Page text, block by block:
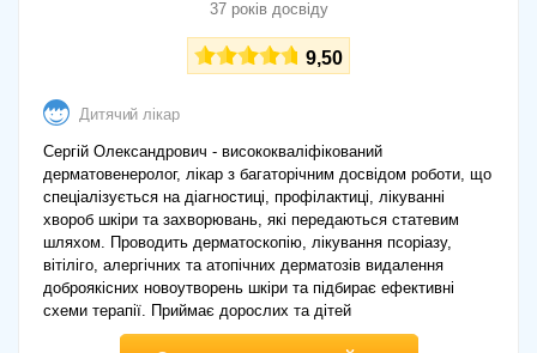
37 років досвіду
9,50
Дитячий лікар
Сергій Олександрович - висококваліфікований
дерматовенеролог, лікар з багаторічним досвідом роботи, що
спеціалізується на діагностиці, профілактиці, лікуванні
хвороб шкіри та захворювань, які передаються статевим
шляхом. Проводить дерматоскопію, лікування псоріазу,
вітіліго, алергічних та атопічних дерматозів видалення
доброякісних новоутворень шкіри та підбирає ефективні
схеми терапії. Приймає дорослих та дітей